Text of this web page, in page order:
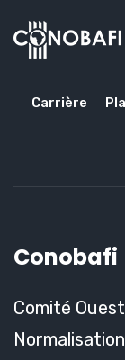
Carrière
Conobafi
Comité